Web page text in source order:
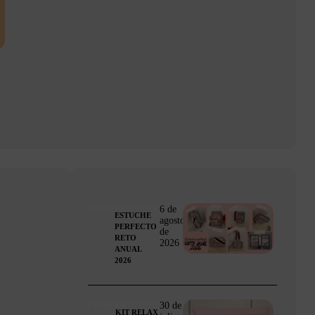
ACCESORIOS/COMPLEMENTOS
ESTUCHE
PERFECTO
RETO
ANUAL
2026
6 de
agosto
de
2026
ACCESORIOS/COMPLEMENTOS
KIT RELAX
30 de